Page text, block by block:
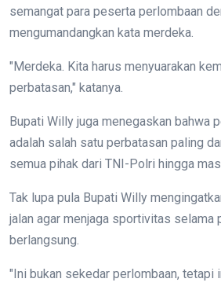
semangat para peserta perlombaan
mengumandangkan kata merdeka.
"Merdeka. Kita harus menyuarakan
perbatasan," katanya.
Bupati Willy juga menegaskan bahwa
adalah salah satu perbatasan paling
semua pihak dari TNI-Polri hingga
Tak lupa pula Bupati Willy
jalan agar menjaga sportivitas selama
berlangsung.
"Ini bukan sekedar perlombaan, tetapi